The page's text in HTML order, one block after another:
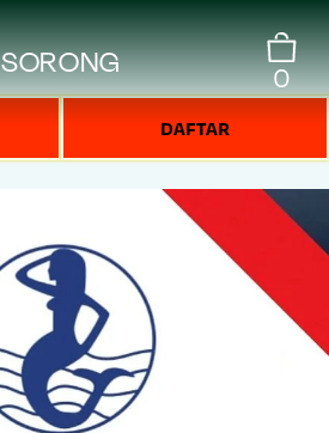
SORONG 0
DAFTAR